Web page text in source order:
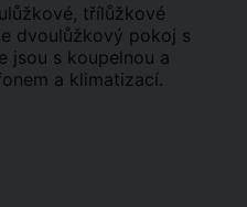
třílůžkové
dvoulůžkový pokoj s
jsou s koupelnou a
a klimatizací.